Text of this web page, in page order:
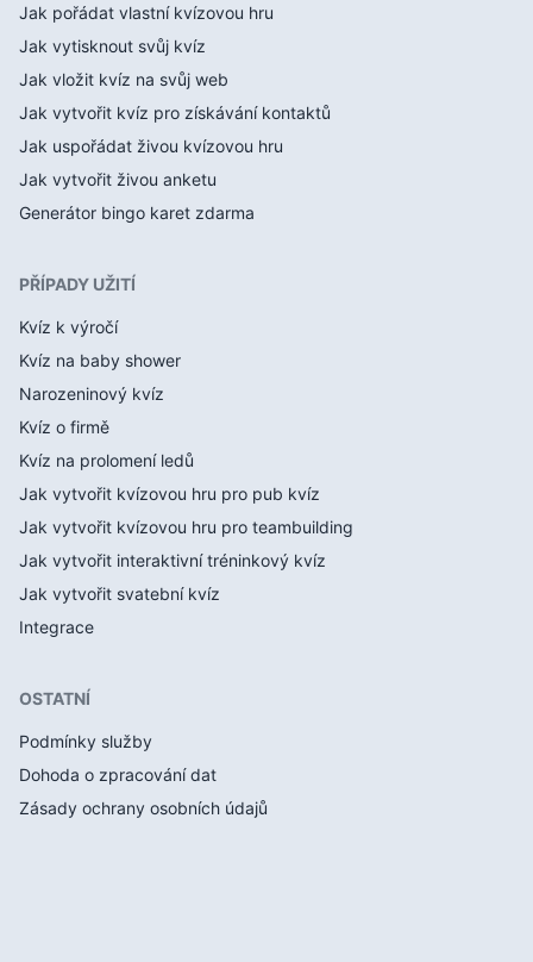
Jak pořádat vlastní kvízovou hru
Jak vytisknout svůj kvíz
Jak vložit kvíz na svůj web
Jak vytvořit kvíz pro získávání kontaktů
Jak uspořádat živou kvízovou hru
Jak vytvořit živou anketu
Generátor bingo karet zdarma
PŘÍPADY UŽITÍ
Kvíz k výročí
Kvíz na baby shower
Narozeninový kvíz
Kvíz o firmě
Kvíz na prolomení ledů
Jak vytvořit kvízovou hru pro pub kvíz
Jak vytvořit kvízovou hru pro teambuilding
Jak vytvořit interaktivní tréninkový kvíz
Jak vytvořit svatební kvíz
Integrace
OSTATNÍ
Podmínky služby
Dohoda o zpracování dat
Zásady ochrany osobních údajů